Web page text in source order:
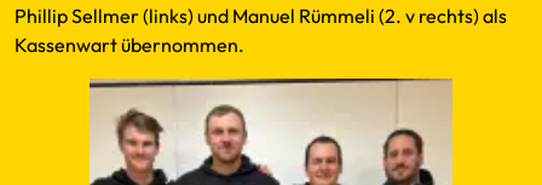
Phillip Sellmer (links) und Manuel Rümmeli (2. v rechts) als
Kassenwart übernommen.